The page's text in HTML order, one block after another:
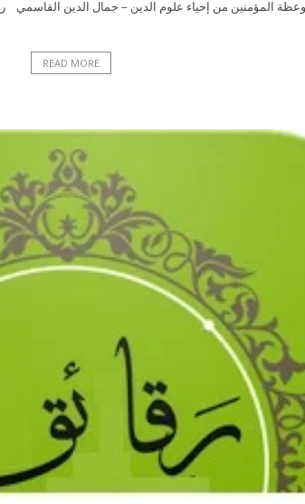
المؤمنين من إحياء علوم الدين – جمال الدين القاسمي
READ MORE